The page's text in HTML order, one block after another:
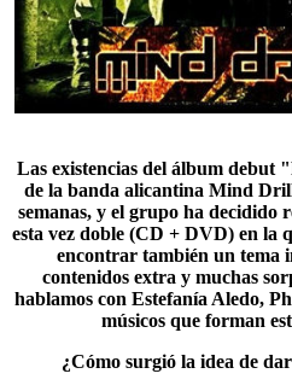
Las existencias del álbum
de la banda alicantina Mind
semanas, y el grupo ha decidido
esta vez doble (CD + DVD) en la
encontrar también un tema
contenidos extra y muchas
hablamos con Estefanía Aledo,
músicos que forman
¿Cómo surgió la idea de